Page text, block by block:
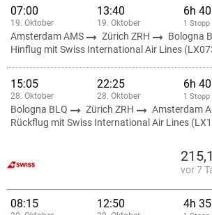
07:00
19. Oktober
13:40
19. Oktober
6h
1 Stopp
Amsterdam AMS Zürich ZRH
Bologna
Hinflug mit Swiss International Air Lines
15:05
28. Oktober
22:25
28. Oktober
6h
1 Stopp
Bologna BLQ Zürich ZRH
Amsterdam
Rückflug mit Swiss International Air Lines
vor 7
08:15 12:50 4h